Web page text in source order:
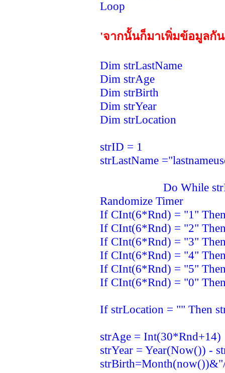
Loop
'จากนั้นก็มาเพิ่มข้อมูลกัน
Dim strLastName
Dim strAge
Dim strBirth
Dim strYear
Dim strLocation
strID = 1
strLastName
Do While strID
Randomize Timer
If CInt(6*Rnd) = "1"
If CInt(6*Rnd) = "2"
If CInt(6*Rnd) = "3"
If CInt(6*Rnd) = "4"
If CInt(6*Rnd) = "5"
If CInt(6*Rnd) = "0"
If strLocation = "" Then
strAge = Int(30*Rnd+14)
strYear = Year(Now()) -